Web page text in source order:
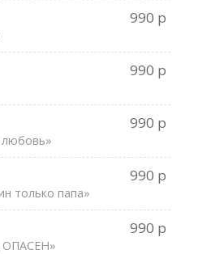
990 р
990 р
990 р
990 р
только папа»
990 р